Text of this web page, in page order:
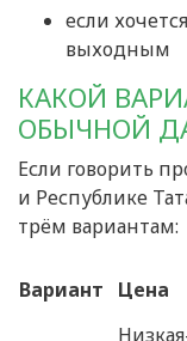
если
выходным
КАКОЙ
ОБЫЧНОЙ
Если говорить
и Республике
трём вариантам:
Вариант Цена